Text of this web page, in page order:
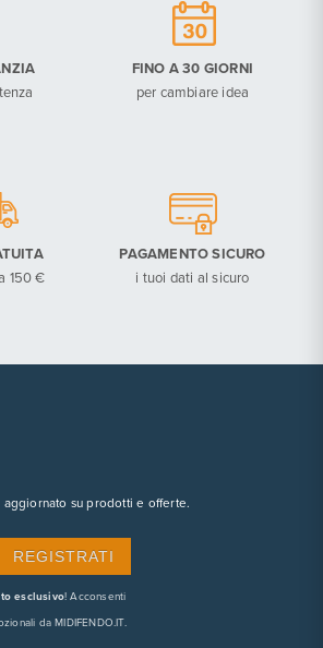
FINO A 30 GIORNI
per cambiare idea
150 €
PAGAMENTO SICURO
i tuoi dati al sicuro
su prodotti e offerte.
esclusivo! Acconsenti
da MIDIFENDO.IT.